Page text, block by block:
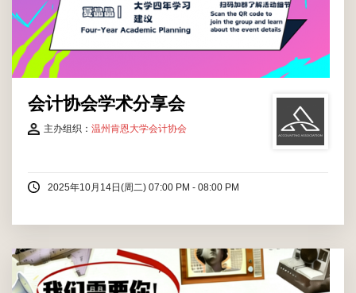
会计协会学术分享会
主办组织： 温州肯恩大学会计协会
2025年10月14日(周二) 07:00 PM - 08:00 PM
亲爱的 WKUers：校园生活，不止于课堂与考试，更在于好奇、视